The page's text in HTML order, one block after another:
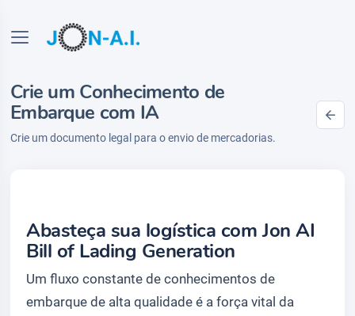
Crie um Conhecimento de
Embarque com IA
Crie um documento legal para o envio de mercadorias.
Abasteça sua logística com Jon AI
Bill of Lading Generation
Um fluxo constante de conhecimentos de
embarque de alta qualidade é a força vital da